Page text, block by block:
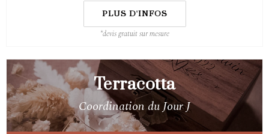
PLUS D'INFOS
*devis gratuit sur mesure
Terracotta
Coordination du Jour J